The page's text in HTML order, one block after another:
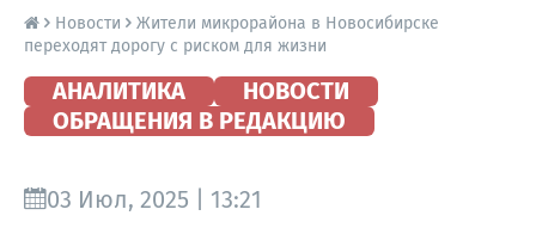
Precedent.
Новости
Жители микрорайона в Новосибирске
переходят дорогу с риском для жизни
АНАЛИТИКА
НОВОСТИ
ОБРАЩЕНИЯ В РЕДАКЦИЮ
03 Июл, 2025 | 13:21